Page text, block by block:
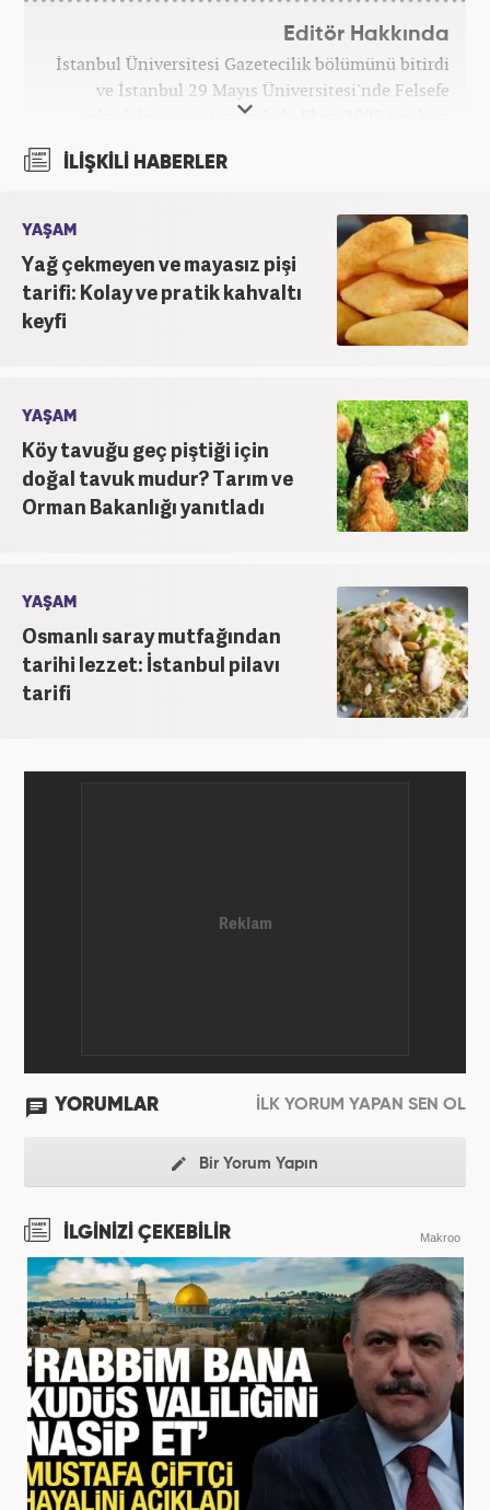
Editör Hakkında
İstanbul Üniversitesi Gazetecilik bölümünü bitirdi
ve İstanbul 29 Mayıs Üniversitesi'nde Felsefe
yüksek lisansını tamamladı. Ekim 2023'ten beri
İLİŞKİLİ HABERLER
YAŞAM
Yağ çekmeyen ve mayasız pişi
tarifi: Kolay ve pratik kahvaltı
keyfi
YAŞAM
Köy tavuğu geç piştiği için
doğal tavuk mudur? Tarım ve
Orman Bakanlığı yanıtladı
YAŞAM
Osmanlı saray mutfağından
tarihi lezzet: İstanbul pilavı
tarifi
YORUMLAR İLK YORUM YAPAN SEN OL
Bir Yorum Yapın
İLGİNİZİ ÇEKEBİLİR Makroo